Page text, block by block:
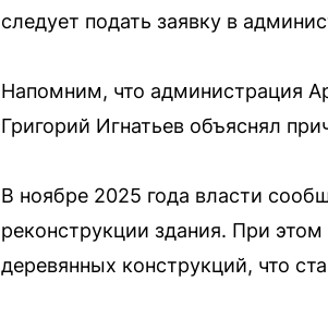
следует подать заявку в
Напомним, что администрация
Григорий Игнатьев объяснял
В ноябре 2025 года власти
реконструкции здания. При
деревянных конструкций, что